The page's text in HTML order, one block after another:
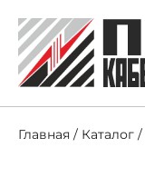
Главная / Каталог /